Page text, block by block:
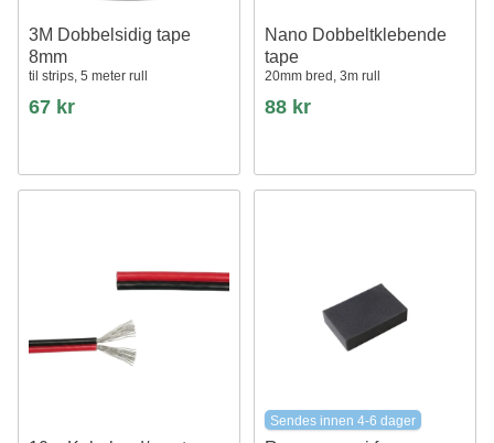
3M Dobbelsidig tape
8mm
til strips, 5 meter rull
67 kr
Nano Dobbeltklebende
tape
20mm bred, 3m rull
88 kr
Sendes innen 4-6 dager